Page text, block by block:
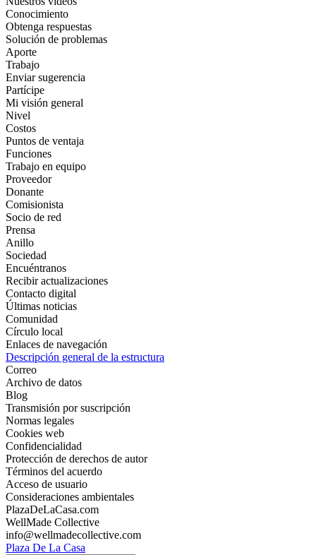
Conocimiento
Obtenga respuestas
Solución de problemas
Aporte
Trabajo
Enviar sugerencia
Partícipe
Mi visión general
Nivel
Costos
Puntos de ventaja
Funciones
Trabajo en equipo
Proveedor
Donante
Comisionista
Socio de red
Prensa
Anillo
Sociedad
Encuéntranos
Recibir actualizaciones
Contacto digital
Últimas noticias
Comunidad
Círculo local
Enlaces de navegación
Descripción general de la estructura
Correo
Archivo de datos
Blog
Transmisión por suscripción
Normas legales
Cookies web
Confidencialidad
Protección de derechos de autor
Términos del acuerdo
Acceso de usuario
Consideraciones ambientales
PlazaDeLaCasa.com
WellMade Collective
info@wellmadecollective.com
Plaza De La Casa